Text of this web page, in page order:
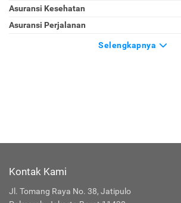
Asuransi Kesehatan
Asuransi Perjalanan
Selengkapnya
Kontak Kami
Jl. Tomang Raya No. 38, Jatipulo